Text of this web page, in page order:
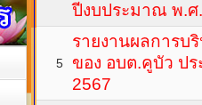
ปีงบประมาณ พ.ศ
5
รายงานผลการบ
ของ อบต.คูบัว ป
2567